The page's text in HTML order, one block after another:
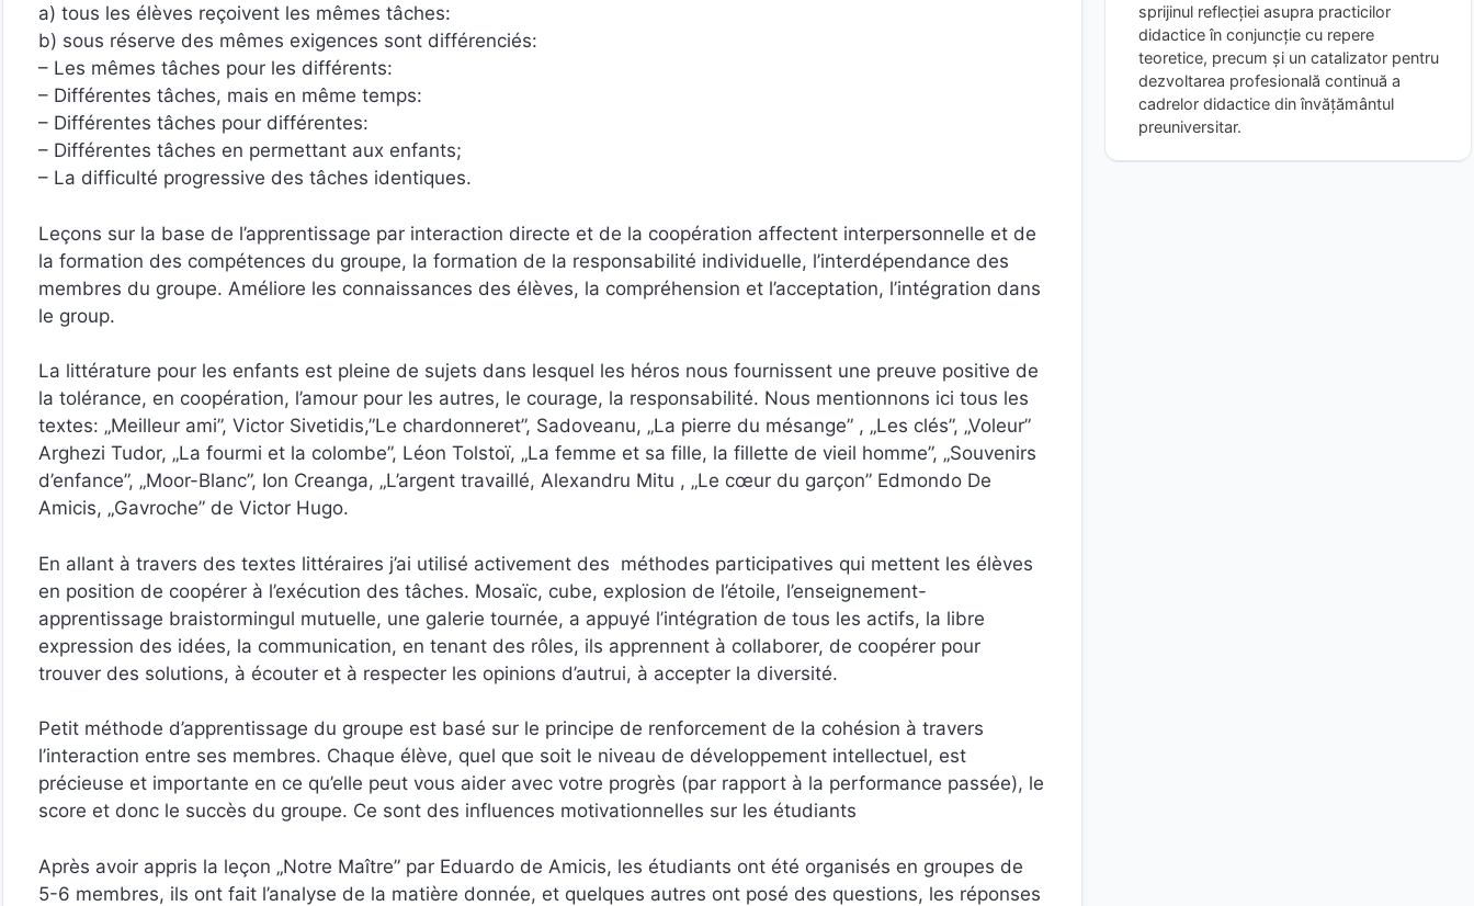
a) tous les élèves reçoivent les mêmes tâches:
b) sous réserve des mêmes exigences sont différenciés:
– Les mêmes tâches pour les différents:
– Différentes tâches, mais en même temps:
– Différentes tâches pour différentes:
– Différentes tâches en permettant aux enfants;
– La difficulté progressive des tâches identiques.
Leçons sur la base de l’apprentissage par interaction directe et de la coopération affectent interpersonnelle et de
la formation des compétences du groupe, la formation de la responsabilité individuelle, l’interdépendance des
membres du groupe. Améliore les connaissances des élèves, la compréhension et l’acceptation, l’intégration dans
le group.
La littérature pour les enfants est pleine de sujets dans lesquel les héros nous fournissent une preuve positive de
la tolérance, en coopération, l’amour pour les autres, le courage, la responsabilité. Nous mentionnons ici tous les
textes: „Meilleur ami”, Victor Sivetidis,”Le chardonneret”, Sadoveanu, „La pierre du mésange” , „Les clés”, „Voleur”
Arghezi Tudor, „La fourmi et la colombe”, Léon Tolstoï, „La femme et sa fille, la fillette de vieil homme”, „Souvenirs
d’enfance”, „Moor-Blanc”, Ion Creanga, „L’argent travaillé, Alexandru Mitu , „Le cœur du garçon” Edmondo De
Amicis, „Gavroche” de Victor Hugo.
En allant à travers des textes littéraires j’ai utilisé activement des méthodes participatives qui mettent les élèves
en position de coopérer à l’exécution des tâches. Mosaïc, cube, explosion de l’étoile, l’enseignement-
apprentissage braistormingul mutuelle, une galerie tournée, a appuyé l’intégration de tous les actifs, la libre
expression des idées, la communication, en tenant des rôles, ils apprennent à collaborer, de coopérer pour
trouver des solutions, à écouter et à respecter les opinions d’autrui, à accepter la diversité.
Petit méthode d’apprentissage du groupe est basé sur le principe de renforcement de la cohésion à travers
l’interaction entre ses membres. Chaque élève, quel que soit le niveau de développement intellectuel, est
précieuse et importante en ce qu’elle peut vous aider avec votre progrès (par rapport à la performance passée), le
score et donc le succès du groupe. Ce sont des influences motivationnelles sur les étudiants
Après avoir appris la leçon „Notre Maître” par Eduardo de Amicis, les étudiants ont été organisés en groupes de
5-6 membres, ils ont fait l’analyse de la matière donnée, et quelques autres ont posé des questions, les réponses
sprijinul reflecției asupra practicilor
didactice în conjuncție cu repere
teoretice, precum și un catalizator pentru
dezvoltarea profesională continuă a
cadrelor didactice din învățământul
preuniversitar.